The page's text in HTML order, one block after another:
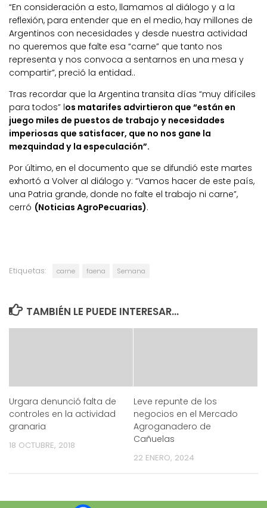
“En consideración a esto, llamamos al diálogo y a la
reflexión, para entender que en el medio, hay millones de
Argentinos con necesidades y desde nuestra actividad
no queremos que falte esa “carne” que tanto nos
representa y nos convoca a sentarnos en una mesa y
compartir”, preció la entidad..
Tras recordar que la Argentina transita días “muy difíciles
para todos” los matarifes advirtieron que “están en
juego miles de puestos de trabajo y necesidades
imperiosas que satisfacer, que no nos gane la
mezquindad y la especulación”.
Por último, en el documento que se difundió este martes
exhortó a Volver al diálogo y: “Vamos hacer de este país,
una Patria grande, donde no falte el trabajo ni carne”,
cerró (Noticias AgroPecuarias).
Etiquetas: carne faena Semana
TAMBIÉN LE PUEDE INTERESAR...
Urgara denunció falta de
controles en la actividad
granaria
18 OCTUBRE, 2018
Leve repunte de los
negocios en el Mercado
Agroganadero de
Cañuelas
22 ENERO, 2024